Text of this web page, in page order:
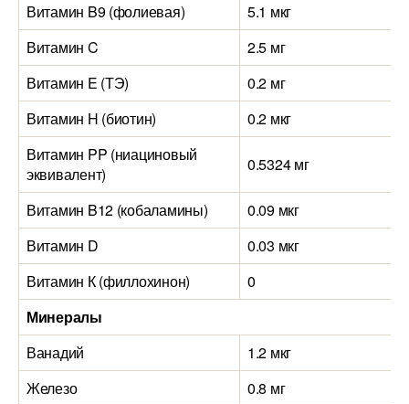
Витамин B9 (фолиевая)
5.1 мкг
Витамин C
2.5 мг
Витамин E (ТЭ)
0.2 мг
Витамин H (биотин)
0.2 мкг
Витамин PP (ниациновый
эквивалент)
0.5324 мг
Витамин B12 (кобаламины)
0.09 мкг
Витамин D
0.03 мкг
Витамин К (филлохинон)
0
Минералы
Ванадий
1.2 мкг
Железо
0.8 мг